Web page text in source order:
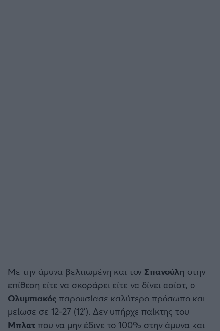
Με την άμυνα βελτιωμένη και τον Σπανούλη στην
επίθεση είτε να σκοράρει είτε να δίνει ασίστ, ο
Ολυμπιακός παρουσίασε καλύτερο πρόσωπο και
μείωσε σε 12-27 (12’). Δεν υπήρχε παίκτης του
Μπλατ που να μην έδινε το 100% στην άμυνα και